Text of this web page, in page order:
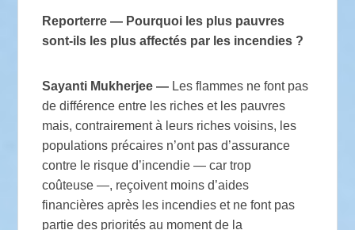
Reporterre — Pourquoi les plus pauvres
sont-ils les plus affectés par les incendies ?
Sayanti Mukherjee — Les flammes ne font pas
de différence entre les riches et les pauvres
mais, contrairement à leurs riches voisins, les
populations précaires n’ont pas d’assurance
contre le risque d’incendie — car trop
coûteuse —, reçoivent moins d’aides
financières après les incendies et ne font pas
partie des priorités au moment de la